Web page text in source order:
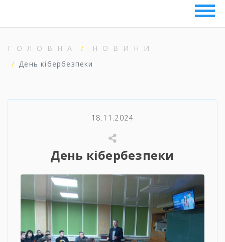
ГОЛОВНА
НОВИНИ
День кібербезпеки
18.11.2024
День кібербезпеки